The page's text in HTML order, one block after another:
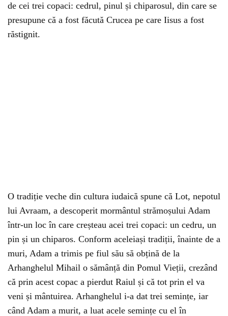
de cei trei copaci: cedrul, pinul și chiparosul, din care se
presupune că a fost făcută Crucea pe care Iisus a fost
răstignit.
O tradiție veche din cultura iudaică spune că Lot, nepotul
lui Avraam, a descoperit mormântul strămoșului Adam
într-un loc în care creșteau acei trei copaci: un cedru, un
pin și un chiparos. Conform aceleiași tradiții, înainte de a
muri, Adam a trimis pe fiul său să obțină de la
Arhanghelul Mihail o sămânță din Pomul Vieții, crezând
că prin acest copac a pierdut Raiul și că tot prin el va
veni și mântuirea. Arhanghelul i-a dat trei semințe, iar
când Adam a murit, a luat acele semințe cu el în